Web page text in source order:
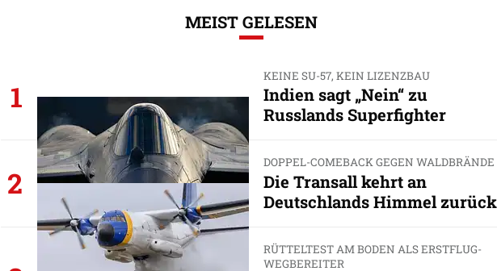
MEIST GELESEN
1
KEINE SU-57, KEIN LIZENZBAU
Indien sagt „Nein“ zu
Russlands Superfighter
2
DOPPEL-COMEBACK GEGEN WALDBRÄNDE
Die Transall kehrt an
Deutschlands Himmel
RÜTTELTEST AM BODEN ALS ERSTFLUG-
WEGBEREITER